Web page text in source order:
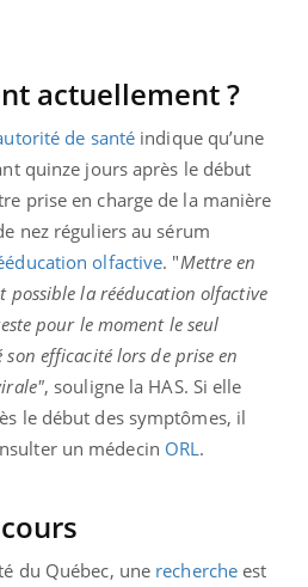
actuellement ?
de santé indique qu’une
quinze jours après le début
prise en charge de la manière
nez réguliers au sérum
olfactive. "Mettre en
possible la rééducation olfactive
pour le moment le seul
efficacité lors de prise en
, souligne la HAS. Si elle
le début des symptômes, il
un médecin ORL.
du Québec, une recherche est